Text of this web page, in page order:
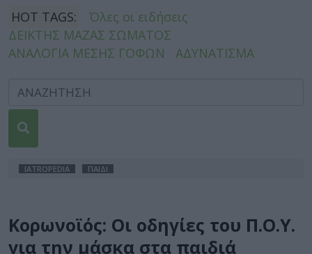
HOT TAGS:
Όλες οι ειδήσεις
ΔΕΙΚΤΗΣ ΜΑΖΑΣ ΣΩΜΑΤΟΣ
ΑΝΑΛΟΓΙΑ ΜΕΣΗΣ ΓΟΦΩΝ
ΑΔΥΝΑΤΙΣΜΑ
IATROPEDIA ΠΑΙΔΙ
Κορωνοϊός: Οι οδηγίες του Π.Ο.Υ.
για την μάσκα στα παιδιά